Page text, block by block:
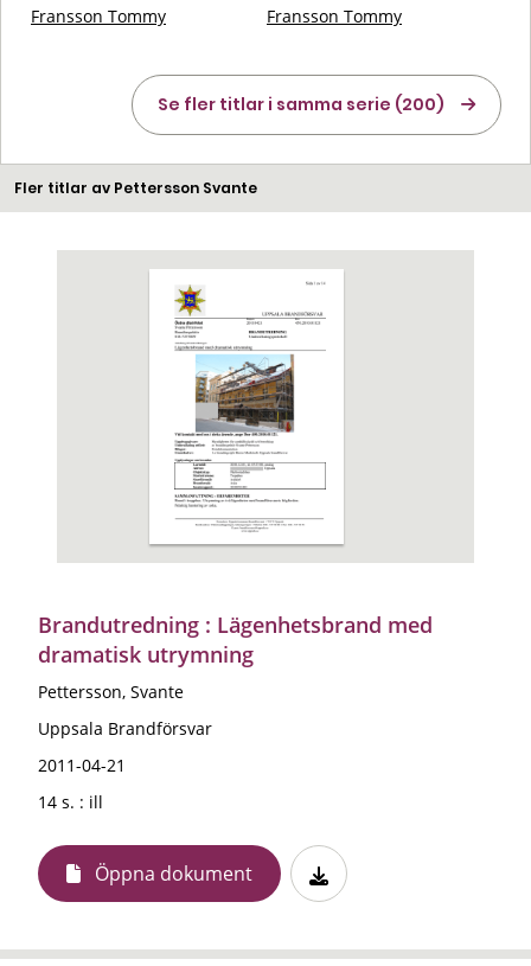
Fransson Tommy Fransson Tommy
Se fler titlar i samma serie (200)
Fler titlar av Pettersson Svante
Brandutredning : Lägenhetsbrand med
dramatisk utrymning
Pettersson, Svante
Uppsala Brandförsvar
2011-04-21
14 s. : ill
Öppna dokument